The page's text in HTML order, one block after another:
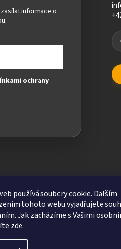
používá soubory cookie. Dalším
tohoto webu vyjadřujete
Jak zacházíme s Vašimi
zde.
informace o
ochrany
Upravit nastavení cookies